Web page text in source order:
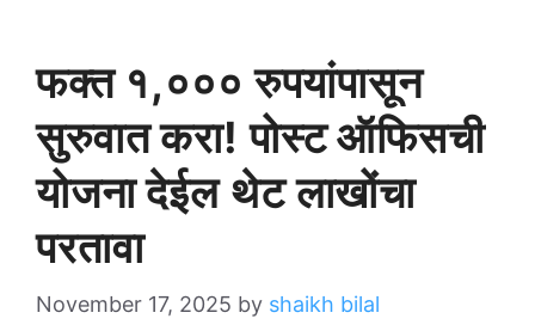
फक्त १,००० रुपयांपासून
सुरुवात करा! पोस्ट ऑफिसची
योजना देईल थेट लाखोंचा
परतावा
November 17, 2025 by shaikh bilal